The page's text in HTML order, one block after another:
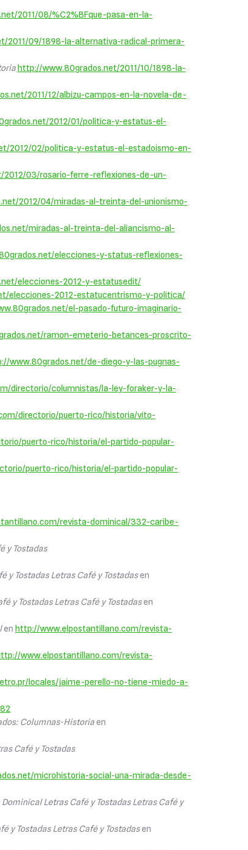
2011/08/%C2%BFque-pasa-en-la-
2011/09/1898-la-alternativa-radical-primera-
http://www.80grados.net/2011/10/1898-la-
2011/12/albizu-campos-en-la-novela-de-
2012/01/politica-y-estatus-el-
2012/02/politica-y-estatus-el-estadoismo-en-
2012/03/rosario-ferre-reflexiones-de-un-
2012/04/miradas-al-treinta-del-unionismo-
miradas-al-treinta-del-aliancismo-al-
elecciones-y-status-reflexiones-
elecciones-2012-y-estatusedit/
elecciones-2012-estatucentrismo-y-politica/
el-pasado-futuro-imaginario-
ramon-emeterio-betances-proscrito-
www.80grados.net/de-diego-y-las-pugnas-
directorio/columnistas/la-ley-foraker-y-la-
directorio/puerto-rico/historia/vito-
puerto-rico/historia/el-partido-popular-
puerto-rico/historia/el-partido-popular-
revista-dominical/332-caribe-
y Tostadas
y Tostadas Letras Café y Tostadasen
y Tostadas Letras Café y Tostadasen
en http://www.elpostantillano.com/revista-
www.elpostantillano.com/revista-
locales/jaime-perello-no-tiene-miedo-a-
Columnas-Historiaen
Café y Tostadas
microhistoria-social-una-mirada-desde-
Letras Café y Tostadas Letras Café y
y Tostadas Letras Café y Tostadasen